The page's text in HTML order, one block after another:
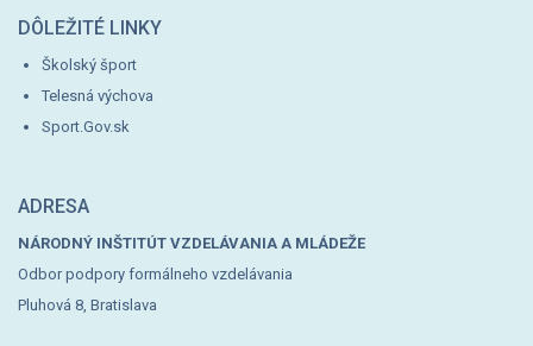
DÔLEŽITÉ LINKY
Školský šport
Telesná výchova
Sport.Gov.sk
ADRESA
NÁRODNÝ INŠTITÚT VZDELÁVANIA A MLÁDEŽE
Odbor podpory formálneho vzdelávania
Pluhová 8, Bratislava